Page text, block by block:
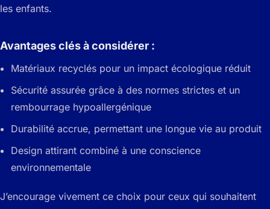
les enfants.
Avantages clés à considérer :
Matériaux recyclés pour un impact écologique réduit
Sécurité assurée grâce à des normes strictes et un
rembourrage hypoallergénique
Durabilité accrue, permettant une longue vie au produit
Design attirant combiné à une conscience
environnementale
J’encourage vivement ce choix pour ceux qui souhaitent